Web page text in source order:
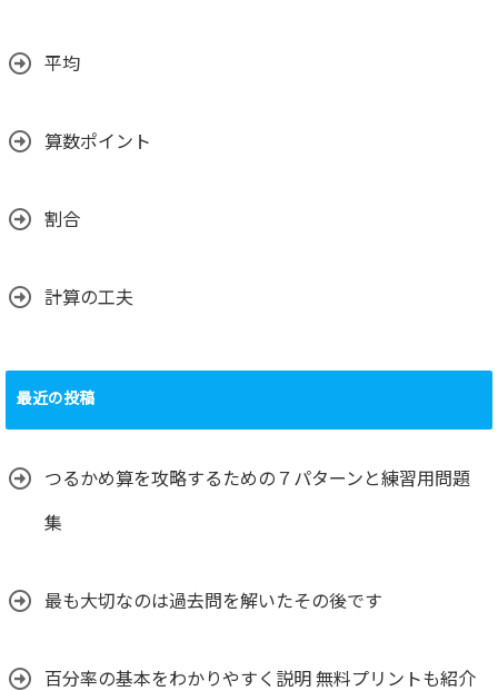
平均
算数ポイント
割合
計算の工夫
最近の投稿
つるかめ算を攻略するための７パターンと練習用問題
集
最も大切なのは過去問を解いたその後です
百分率の基本をわかりやすく説明 無料プリントも紹介